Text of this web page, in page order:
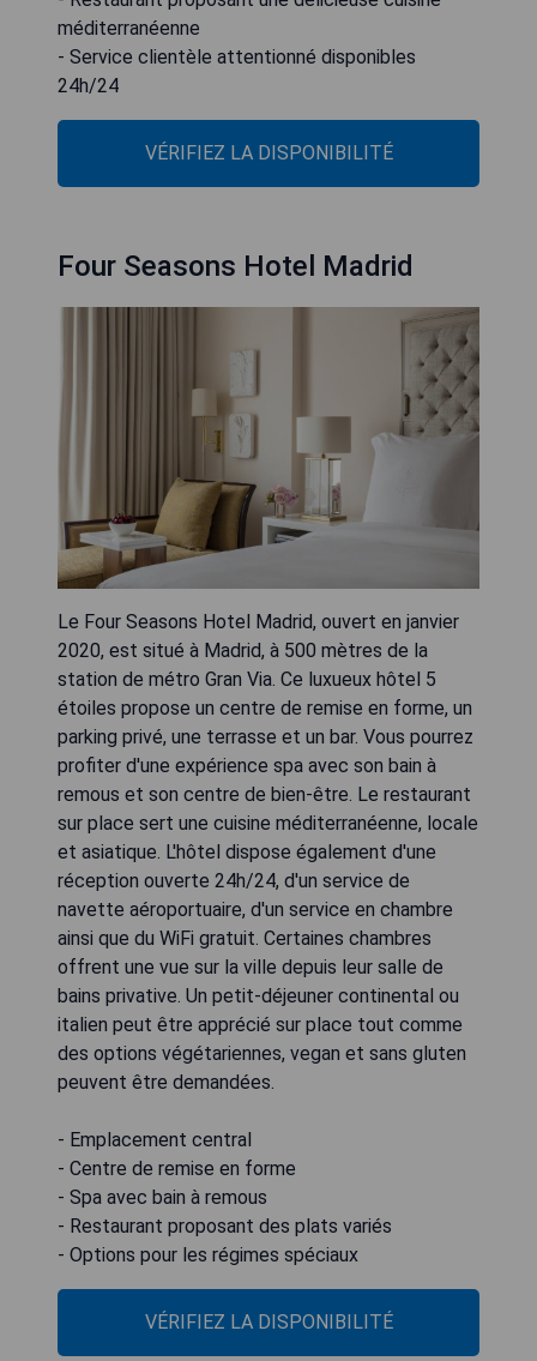
méditerranéenne
- Service clientèle attentionné disponibles
24h/24
VÉRIFIEZ LA DISPONIBILITÉ
Four Seasons Hotel Madrid
Le Four Seasons Hotel Madrid, ouvert en janvier
2020, est situé à Madrid, à 500 mètres de la
station de métro Gran Via. Ce luxueux hôtel 5
étoiles propose un centre de remise en forme, un
parking privé, une terrasse et un bar. Vous pourrez
profiter d'une expérience spa avec son bain à
remous et son centre de bien-être. Le restaurant
sur place sert une cuisine méditerranéenne, locale
et asiatique. L'hôtel dispose également d'une
réception ouverte 24h/24, d'un service de
navette aéroportuaire, d'un service en chambre
ainsi que du WiFi gratuit. Certaines chambres
offrent une vue sur la ville depuis leur salle de
bains privative. Un petit-déjeuner continental ou
italien peut être apprécié sur place tout comme
des options végétariennes, vegan et sans gluten
peuvent être demandées.
- Emplacement central
- Centre de remise en forme
- Spa avec bain à remous
- Restaurant proposant des plats variés
- Options pour les régimes spéciaux
VÉRIFIEZ LA DISPONIBILITÉ